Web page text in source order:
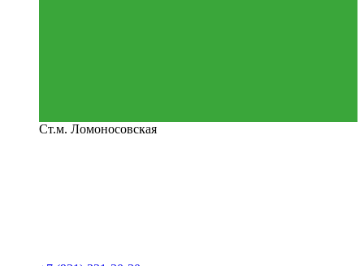
Ст.м. Ломоносовская